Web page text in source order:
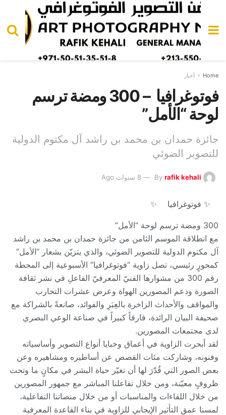
Home أخبار
فوتوغرافيا – 300 ومضة ترسم
لوحة “الأمل”
جائزة حمدان بن محمد بن راشد آل مكتوم الدولية
للتصوير الضوئي
By rafik kehali 8 سنوات Ago
✨ فوتوغرافيا ✨
300 ومضة ترسم لوحة “الأمل”
مع انطلاقة الموسم الثامن من جائزة حمدان بن محمد بن راشد
آل مكتوم الدولية للتصوير الضوئي، والذي يتزيّن بشعار “الأمل”
كمحورٍ رئيسي، تصل زاوية “فوتوغرافيا” الأسبوعية إلى المحطة
رقم 300 من مشوارها الفنيّ المعرفيّ الفاعلِ في نشر ثقافة
الصورة ودعم المصورين الهواة وعرض عشرات التجارب
والمواقف والأحداث الزاخرة بالعِبَرِ والفوائد، صانعةً بالشراكة مع
صحيفة البيان الرائدة، فارقاً كبيراً في صناعة الوعي البصري
لدى مجتمعات المصورين.
لقد أبحرت الزاوية في أعماق وخبايا أنواع التصوير وأساسياته
وفنونه، وشاركت مئات القصص عن أساطيره ومشاهيره وعن
بعض الصور التي قُدّرَ لها أن تغيّر حياة البشر في مكانٍ ما وتحت
ظروفٍ معيّنة، ومن خلال تفاعلنا المباشر مع جمهور المصورين
من خلال اللقاءات والمناسبات أو من خلال منصاتنا التفاعلية،
لمسنا عمق التأثير الإيجابي للزاوية في بناء القاعدة المعرفية